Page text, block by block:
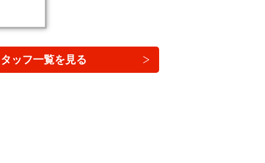
ッフ一覧を見る